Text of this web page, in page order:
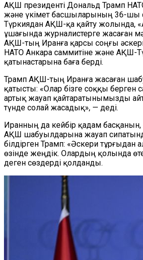
АҚШ президенті Дональд Трамп
және үкімет басшыларының 36-шы
Түркиядан АҚШ-қа қайту жолында,
ұшағында журналистерге жасаған
АҚШ-тың Иранға қарсы соңғы
НАТО Анкара саммитіне және АҚШ-
қатынастарына баға берді.
Трамп АҚШ-тың Иранға жасаған
қатысты: «Олар бізге соққы берген
артық жауап қайтаратынымызды
түнде солай жасадық», — деді.
Иранның да кейбір қадам басқанын,
АҚШ шабуылдарына жауап
білдірген Трамп: «Әскери тұрғыдан
өзінде жеңдік. Олардың қолында
деген сөздерді қолданды.